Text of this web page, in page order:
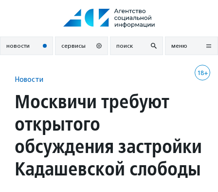
новости сервисы поиск меню
18+
Новости
Москвичи требуют
открытого
обсуждения застройки
Кадашевской слободы